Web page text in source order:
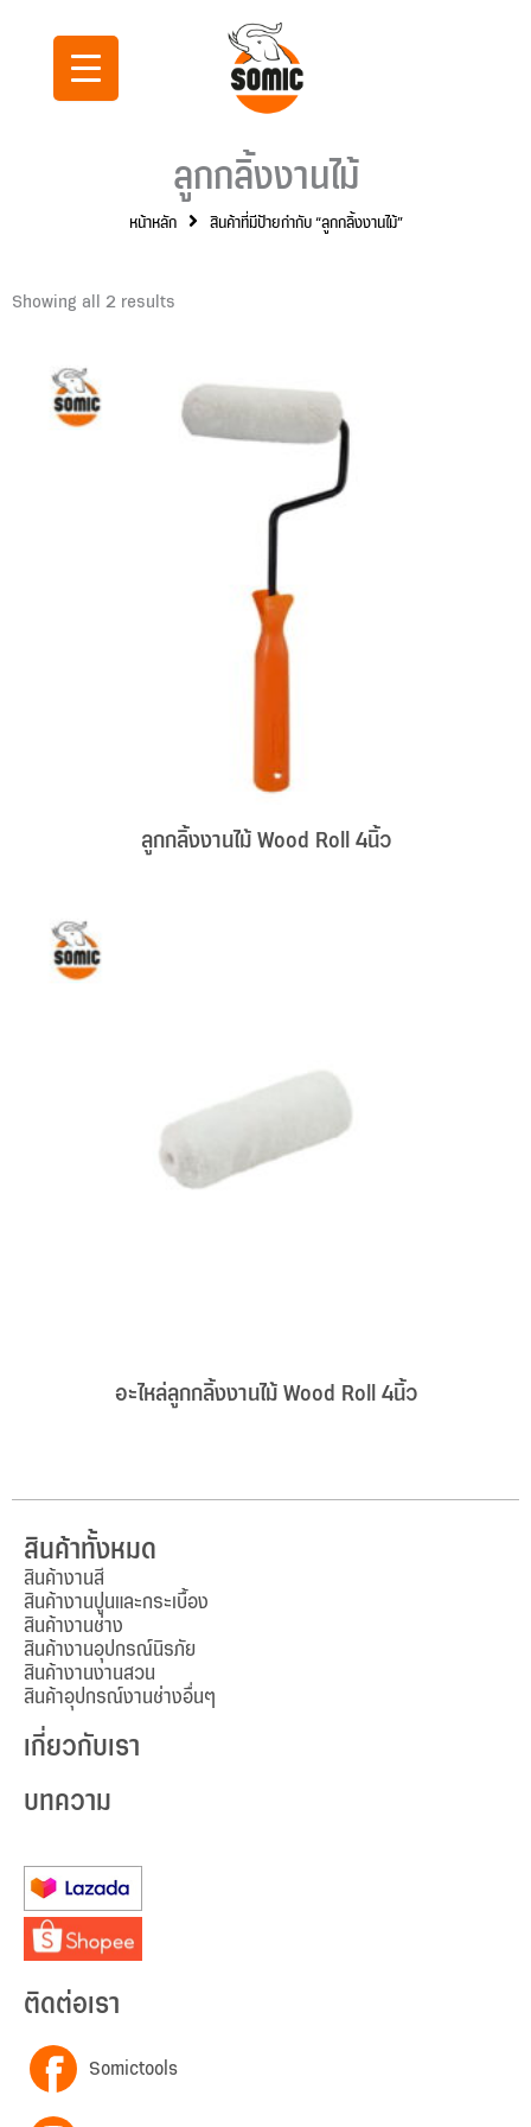
ลูกกลิ้งงานไม้
หน้าหลัก สินค้าที่มีป้ายกำกับ “ลูกกลิ้งงานไม้”
Showing all 2 results
ลูกกลิ้งงานไม้ Wood Roll 4นิ้ว
อะไหล่ลูกกลิ้งงานไม้ Wood Roll 4นิ้ว
สินค้าทั้งหมด
สินค้างานสี
สินค้างานปูนและกระเบื้อง
สินค้างานช่าง
สินค้างานอุปกรณ์นิรภัย
สินค้างานงานสวน
สินค้าอุปกรณ์งานช่างอื่นๆ
เกี่ยวกับเรา
บทความ
ติดต่อเรา
Somictools